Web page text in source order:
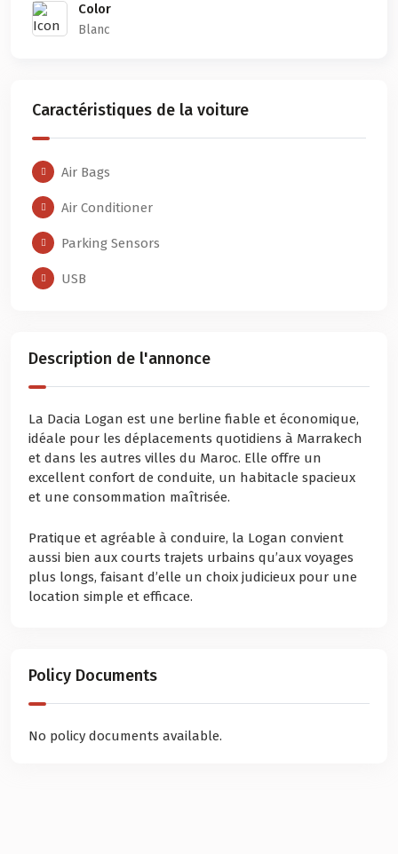
Color
Blanc
Caractéristiques de la voiture
Air Bags
Air Conditioner
Parking Sensors
USB
Description de l'annonce
La Dacia Logan est une berline fiable et économique,
idéale pour les déplacements quotidiens à Marrakech
et dans les autres villes du Maroc. Elle offre un
excellent confort de conduite, un habitacle spacieux
et une consommation maîtrisée.
Pratique et agréable à conduire, la Logan convient
aussi bien aux courts trajets urbains qu’aux voyages
plus longs, faisant d’elle un choix judicieux pour une
location simple et efficace.
Policy Documents
No policy documents available.